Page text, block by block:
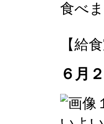
食べ
【給
６月